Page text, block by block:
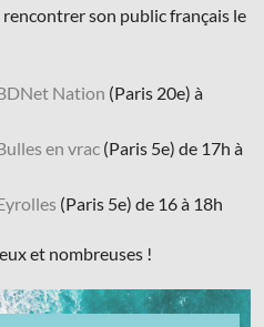
de confidentialité
son public français le
Nation (Paris 20e) à
en vrac (Paris 5e) de 17h à
(Paris 5e) de 16 à 18h
et nombreuses !